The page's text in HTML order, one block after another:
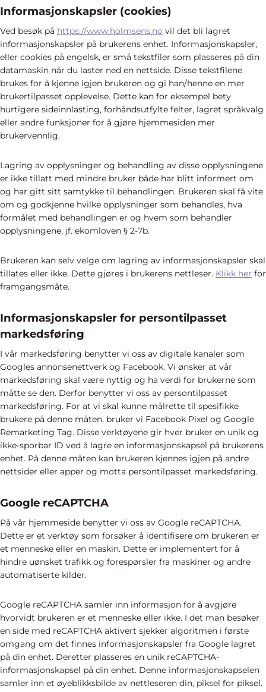
Informasjonskapsler (cookies)
Ved besøk på https://www.holmsens.no vil det bli lagret
informasjonskapsler på brukerens enhet. Informasjonskapsler,
eller cookies på engelsk, er små tekstfiler som plasseres på din
datamaskin når du laster ned en nettside. Disse tekstfilene
brukes for å kjenne igjen brukeren og gi han/henne en mer
brukertilpasset opplevelse. Dette kan for eksempel bety
hurtigere sideinnlasting, forhåndsutfylte felter, lagret språkvalg
eller andre funksjoner for å gjøre hjemmesiden mer
brukervennlig.
Lagring av opplysninger og behandling av disse opplysningene
er ikke tillatt med mindre bruker både har blitt informert om
og har gitt sitt samtykke til behandlingen. Brukeren skal få vite
om og godkjenne hvilke opplysninger som behandles, hva
formålet med behandlingen er og hvem som behandler
opplysningene, jf. ekomloven § 2-7b.
Brukeren kan selv velge om lagring av informasjonskapsler skal
tillates eller ikke. Dette gjøres i brukerens nettleser. Klikk her for
framgangsmåte.
Informasjonskapsler for persontilpasset
markedsføring
I vår markedsføring benytter vi oss av digitale kanaler som
Googles annonsenettverk og Facebook. Vi ønsker at vår
markedsføring skal være nyttig og ha verdi for brukerne som
måtte se den. Derfor benytter vi oss av persontilpasset
markedsføring. For at vi skal kunne målrette til spesifikke
brukere på denne måten, bruker vi Facebook Pixel og Google
Remarketing Tag. Disse verktøyene gir hver bruker en unik og
ikke-sporbar ID ved å lagre en informasjonskapsel på brukerens
enhet. På denne måten kan brukeren kjennes igjen på andre
nettsider eller apper og motta persontilpasset markedsføring.
Google reCAPTCHA
På vår hjemmeside benytter vi oss av Google reCAPTCHA.
Dette er et verktøy som forsøker å identifisere om brukeren er
et menneske eller en maskin. Dette er implementert for å
hindre uønsket trafikk og forespørsler fra maskiner og andre
automatiserte kilder.
Google reCAPTCHA samler inn informasjon for å avgjøre
hvorvidt brukeren er et menneske eller ikke. I det man besøker
en side med reCAPTCHA aktivert sjekker algoritmen i første
omgang om det finnes informasjonskapsler fra Google lagret
på din enhet. Deretter plasseres en unik reCAPTCHA-
informasjonskapsel på din enhet. Denne informasjonskapselen
samler inn et øyeblikksbilde av nettleseren din, piksel for piksel.